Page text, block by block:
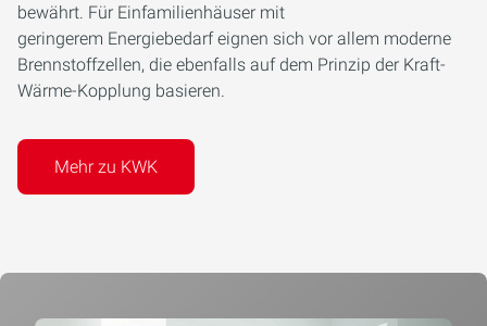
bewährt. Für Einfamilienhäuser mit
geringerem Energiebedarf eignen sich vor allem moderne
Brennstoffzellen, die ebenfalls auf dem Prinzip der Kraft-
Wärme-Kopplung basieren.
Mehr zu KWK